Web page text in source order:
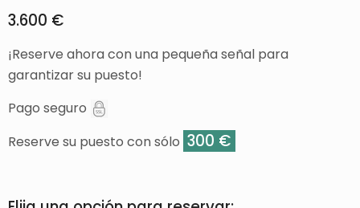
3.600 €
¡Reserve ahora con una pequeña señal para
garantizar su puesto!
Pago seguro
Reserve su puesto con sólo 300 €